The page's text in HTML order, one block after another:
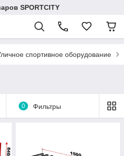
SPORTCITY
спортивное оборудование
0 Фильтры